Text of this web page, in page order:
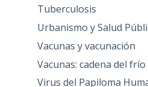
Tuberculosis
Urbanismo y Salud
Vacunas y vacunación
Vacunas: cadena del frío
Virus del Papiloma